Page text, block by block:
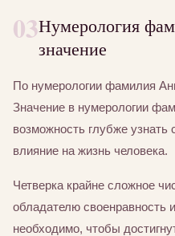
03Нумерология
значение
По нумерологии фамилия
Значение в нумерологии
возможность глубже
влияние на жизнь человека.
Четверка крайне сложное
обладателю своенравность
необходимо, чтобы